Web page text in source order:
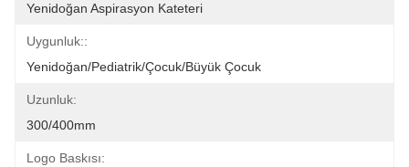
Yenidoğan Aspirasyon Kateteri
Uygunluk::
Yenidoğan/pediatrik/çocuk/büyük Çocuk
Uzunluk:
300/400mm
Logo Baskısı: